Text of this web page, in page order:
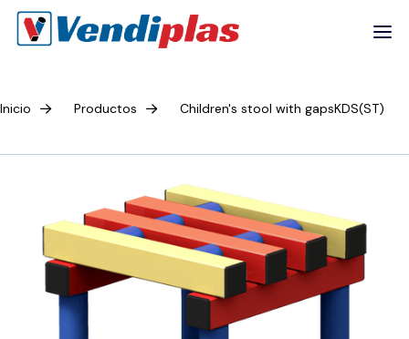
Inicio Productos Children's stool with gapsKDS(ST)